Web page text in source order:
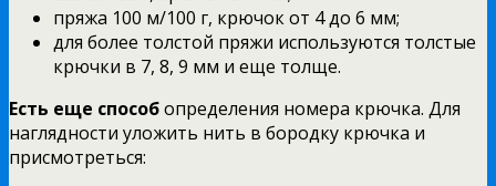
пряжа 100 м/100 г, крючок от 4 до 6 мм;
для более толстой пряжи используются толстые
крючки в 7, 8, 9 мм и еще толще.
Есть еще способопределения номера крючка. Для
наглядности уложить нить в бородку крючка и
присмотреться: